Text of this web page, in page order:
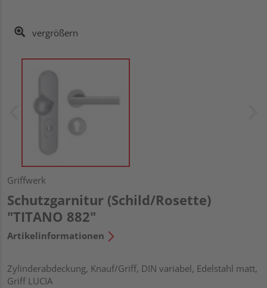
vergrößern
Griffwerk
Schutzgarnitur (Schild/Rosette)
"TITANO 882"
Artikelinformationen
Zylinderabdeckung, Knauf/Griff, DIN variabel, Edelstahl matt,
Griff LUCIA